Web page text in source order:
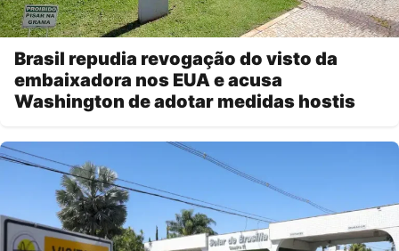
Brasil repudia revogação do visto da
embaixadora nos EUA e acusa
Washington de adotar medidas hostis